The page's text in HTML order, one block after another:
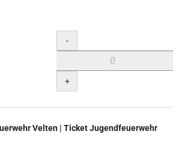
Menge
-
+
Velten | Ticket Jugendfeuerwehr